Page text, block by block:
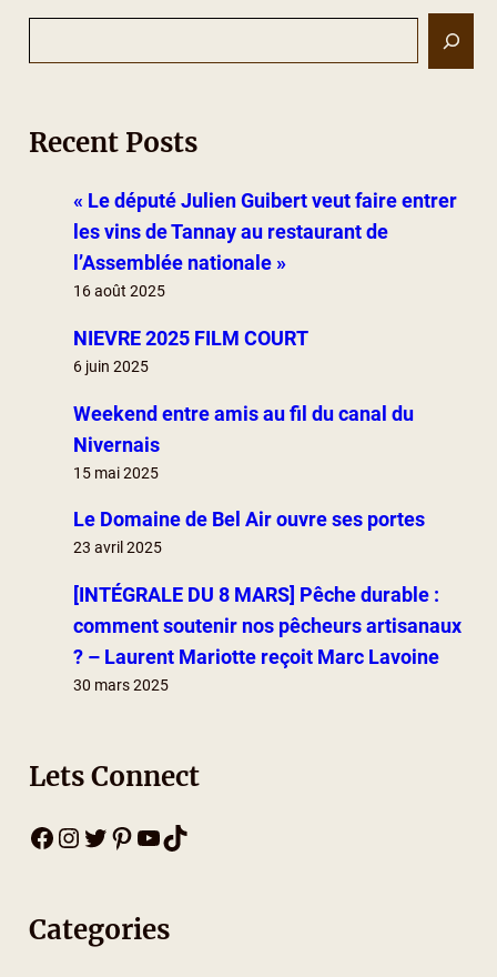
e
c
Recent Posts
« Le député Julien Guibert veut faire entrer
les vins de Tannay au restaurant de
l’Assemblée nationale »
16 août 2025
NIEVRE 2025 FILM COURT
6 juin 2025
Weekend entre amis au fil du canal du
Nivernais
15 mai 2025
Le Domaine de Bel Air ouvre ses portes
23 avril 2025
[INTÉGRALE DU 8 MARS] Pêche durable :
comment soutenir nos pêcheurs artisanaux
? – Laurent Mariotte reçoit Marc Lavoine
30 mars 2025
Lets Connect
Facebook Instagram Twitter Pinterest YouTube TikTok
Categories